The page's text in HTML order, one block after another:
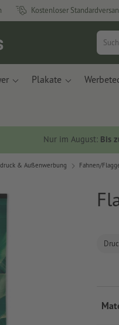
Kostenloser
Plakate
Nur im August: Bis
& Außenwerbung Fahnen/